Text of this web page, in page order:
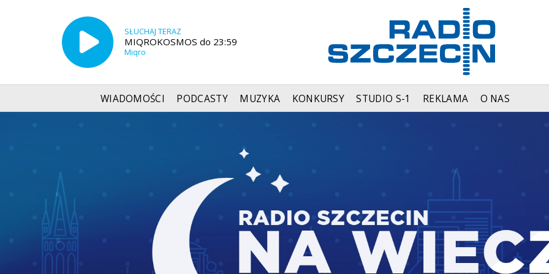
SŁUCHAJ TERAZ
MIQROKOSMOS do 23:59
Miqro
WIADOMOŚCI PODCASTY MUZYKA KONKURSY STUDIO S-1 REKLAMA O NAS